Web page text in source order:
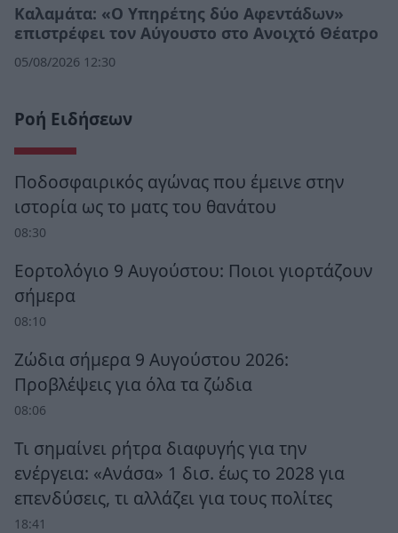
Καλαμάτα: «Ο Υπηρέτης δύο Αφεντάδων»
επιστρέφει τον Αύγουστο στο Ανοιχτό Θέατρο
05/08/2026 12:30
Ροή Ειδήσεων
Ποδοσφαιρικός αγώνας που έμεινε στην
ιστορία ως το ματς του θανάτου
08:30
Εορτολόγιο 9 Αυγούστου: Ποιοι γιορτάζουν
σήμερα
08:10
Ζώδια σήμερα 9 Αυγούστου 2026:
Προβλέψεις για όλα τα ζώδια
08:06
Τι σημαίνει ρήτρα διαφυγής για την
ενέργεια: «Ανάσα» 1 δισ. έως το 2028 για
επενδύσεις, τι αλλάζει για τους πολίτες
18:41